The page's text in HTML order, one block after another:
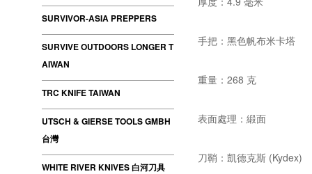
SURVIVOR-ASIA PREPPERS
SURVIVE OUTDOORS LONGER T
AIWAN
TRC KNIFE TAIWAN
UTSCH & GIERSE TOOLS GMBH
台灣
WHITE RIVER KNIVES 白河刀具
手把：黑色帆布米卡塔
重量：268 克
表面處理：緞面
刀鞘：凱德克斯 (Kydex)